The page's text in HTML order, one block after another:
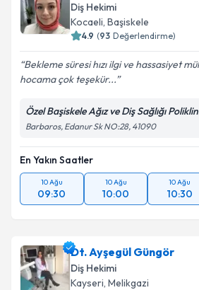
Diş Hekimi
Kocaeli, Başiskele
4.9 (93 Değerlendirme)
Bekleme süresi hızı ilgi ve hassasiyet
hocama çok teşekür...
Özel Başiskele Ağız ve Diş Sağlığı
Barbaros, Edanur Sk NO:28, 41090
En Yakın Saatler
10 Ağu
09:30
10 Ağu
10:00
10 Ağu
10:30
Dt. Ayşegül Güngör
Diş Hekimi
Kayseri, Melikgazi